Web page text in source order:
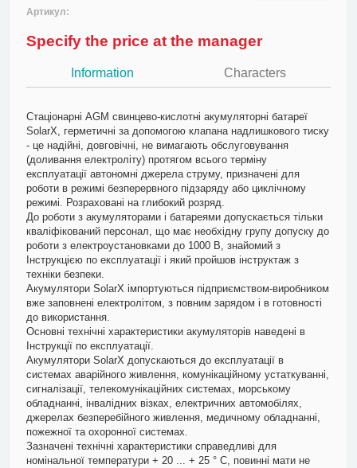
Артикул:
Specify the price at the manager
Information Characters
Стаціонарні AGM свинцево-кислотні акумуляторні батареї
SolarX, герметичні за допомогою клапана надлишкового тиску
- це надійні, довговічні, не вимагають обслуговування
(доливання електроліту) протягом всього терміну
експлуатації автономні джерела струму, призначені для
роботи в режимі безперервного підзаряду або циклічному
режимі. Розраховані на глибокий розряд.
До роботи з акумуляторами і батареями допускається тільки
кваліфікований персонал, що має необхідну групу допуску до
роботи з електроустановками до 1000 В, знайомий з
Інструкцією по експлуатації і який пройшов інструктаж з
техніки безпеки.
Акумулятори SolarX імпортуються підприємством-виробником
вже заповнені електролітом, з повним зарядом і в готовності
до використання.
Основні технічні характеристики акумуляторів наведені в
Інструкції по експлуатації.
Акумулятори SolarX допускаються до експлуатації в
системах аварійного живлення, комунікаційному устаткуванні,
сигналізації, телекомунікаційних системах, морському
обладнанні, інвалідних візках, електричних автомобілях,
джерелах безперебійного живлення, медичному обладнанні,
пожежної та охоронної системах.
Зазначені технічні характеристики справедливі для
номінальної температури + 20 ... + 25 ° С, повинні мати не